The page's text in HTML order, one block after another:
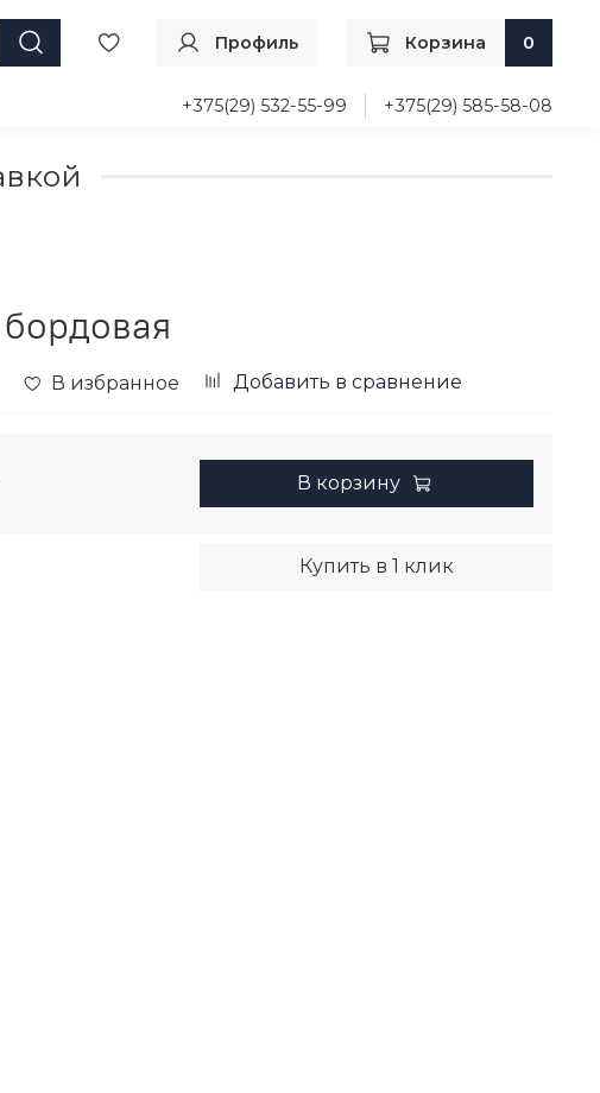
Профиль Корзина 0
+375(29) 532-55-99 +375(29) 585-58-08
В избранное Добавить в сравнение
В корзину
Купить в 1 клик